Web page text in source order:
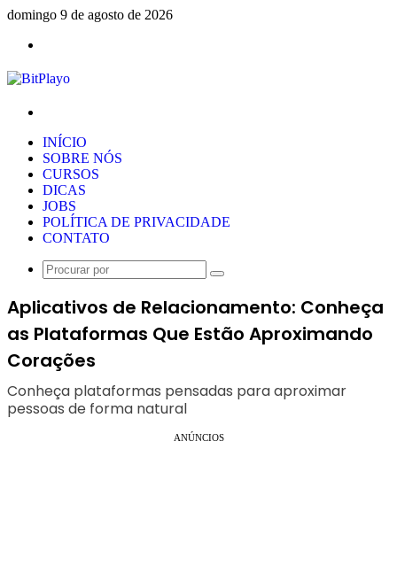
domingo 9 de agosto de 2026
INÍCIO
SOBRE NÓS
CURSOS
DICAS
JOBS
POLÍTICA DE PRIVACIDADE
CONTATO
Procurar
Aplicativos de Relacionamento: Conheça
as Plataformas Que Estão Aproximando
Corações
Conheça plataformas pensadas para aproximar
pessoas de forma natural
ANÚNCIOS